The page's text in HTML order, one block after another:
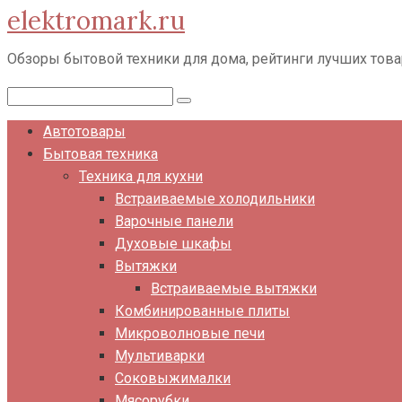
Перейти
к
контенту
elektromark.ru
Обзоры бытовой техники для дома, рейтинги лучших
Автотовары
Бытовая техника
Техника для кухни
Встраиваемые холодильники
Варочные панели
Духовые шкафы
Вытяжки
Встраиваемые вытяжки
Комбинированные плиты
Микроволновые печи
Мультиварки
Соковыжималки